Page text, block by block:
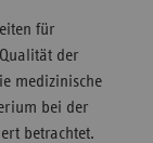
für
der
medizinische
bei der
betrachtet.